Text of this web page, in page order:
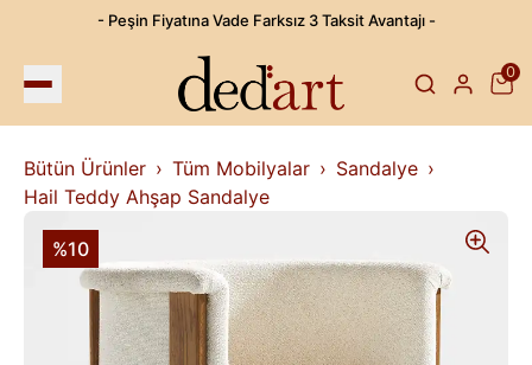
- Peşin Fiyatına Vade Farksız 3 Taksit Avantajı -
0
Bütün Ürünler Tüm Mobilyalar
Sandalye
Hail Teddy Ahşap Sandalye
%10